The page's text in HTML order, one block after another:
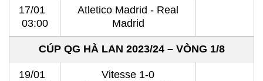
17/01
03:00
Atletico Madrid - Real
Madrid
CÚP QG HÀ LAN 2023/24 – VÒNG 1/8
19/01
Vitesse 1-0